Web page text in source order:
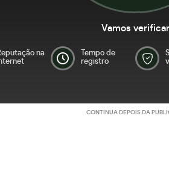
Vamos verificar
na
Tempo de
registro
CONTINUA DEPOIS DA